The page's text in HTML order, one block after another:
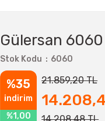
Gülersan
Stok Kodu 6060
%35
indirim
21.859,20 TL
%1,00